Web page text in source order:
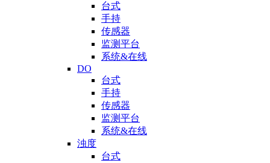
台式
手持
传感器
监测平台
系统&在线
DO
台式
手持
传感器
监测平台
系统&在线
浊度
台式